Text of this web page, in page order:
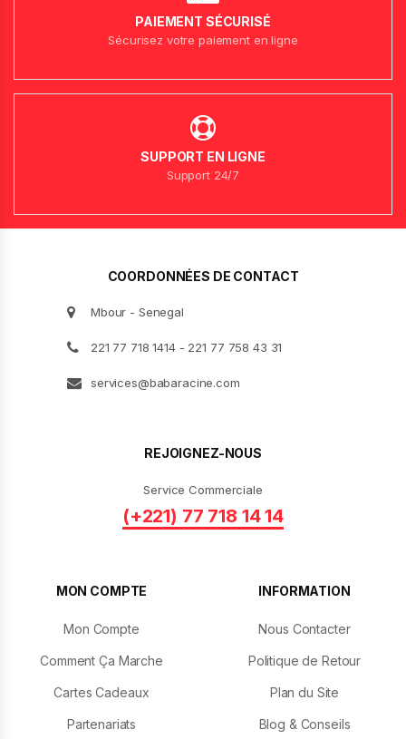
PAIEMENT SÉCURISÉ
Sécurisez votre paiement en ligne
SUPPORT EN LIGNE
Support 24/7
COORDONNÉES DE CONTACT
Mbour - Senegal
221 77 718 1414 - 221 77 758 43 31
services@babaracine.com
REJOIGNEZ-NOUS
Service Commerciale
(+221) 77 718 14 14
MON COMPTE
Mon Compte
Comment Ça Marche
Cartes Cadeaux
Partenariats
INFORMATION
Nous Contacter
Politique de Retour
Plan du Site
Blog & Conseils